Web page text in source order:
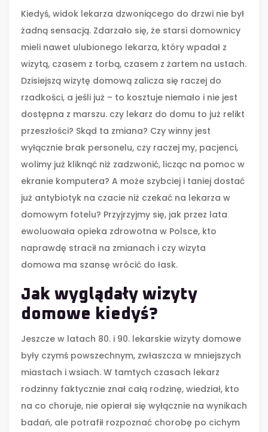
Kiedyś, widok lekarza dzwoniącego do drzwi nie był
żadną sensacją. Zdarzało się, że starsi domownicy
mieli nawet ulubionego lekarza, który wpadał z
wizytą, czasem z torbą, czasem z żartem na ustach.
Dzisiejszą wizytę domową zalicza się raczej do
rzadkości, a jeśli już – to kosztuje niemało i nie jest
dostępna z marszu. czy lekarz do domu to już relikt
przeszłości? Skąd ta zmiana? Czy winny jest
wyłącznie brak personelu, czy raczej my, pacjenci,
wolimy już kliknąć niż zadzwonić, licząc na pomoc w
ekranie komputera? A może szybciej i taniej dostać
już antybiotyk na czacie niż czekać na lekarza w
domowym fotelu? Przyjrzyjmy się, jak przez lata
ewoluowała opieka zdrowotna w Polsce, kto
naprawdę stracił na zmianach i czy wizyta
domowa ma szansę wrócić do łask.
Jak wyglądały wizyty
domowe kiedyś?
Jeszcze w latach 80. i 90. lekarskie wizyty domowe
były czymś powszechnym, zwłaszcza w mniejszych
miastach i wsiach. W tamtych czasach lekarz
rodzinny faktycznie znał całą rodzinę, wiedział, kto
na co choruje, nie opierał się wyłącznie na wynikach
badań, ale potrafił rozpoznać chorobę po cichym